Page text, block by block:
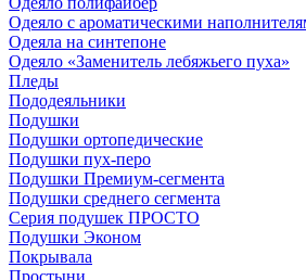
Одеяло с ароматическими
Одеяла на синтепоне
Одеяло «Заменитель лебяжьего пуха»
Пледы
Пододеяльники
Подушки
Подушки ортопедические
Подушки пух-перо
Подушки Премиум-сегмента
Подушки среднего сегмента
Серия подушек ПРОСТО
Подушки Эконом
Покрывала
Простыни